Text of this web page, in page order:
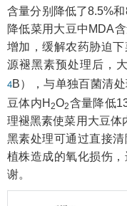
含量分别降低了8.5%
降低菜用大豆中MDA
增加，缓解农药胁迫
源褪黑素预处理后，
4B），与单独百菌清
豆体内H2O2含量降低
理褪黑素使菜用大豆体
黑素处理可通过直接
植株造成的氧化损伤
谢。